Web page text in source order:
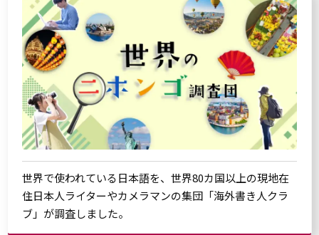
世界で使われている日本語を、世界80カ国以上の現地在
住日本人ライターやカメラマンの集団「海外書き人クラ
ブ」が調査しました。